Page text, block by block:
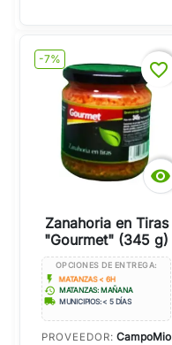
-7%

favorite_border
Zanahoria en Tiras
"Gourmet" (345 g)
OPCIONES DE ENTREGA:
flash_on MATANZAS < 6H
history MATANZAS: MAÑANA
local_shipping MUNICIPIOS: < 5 DÍAS
PROVEEDOR: CampoMio